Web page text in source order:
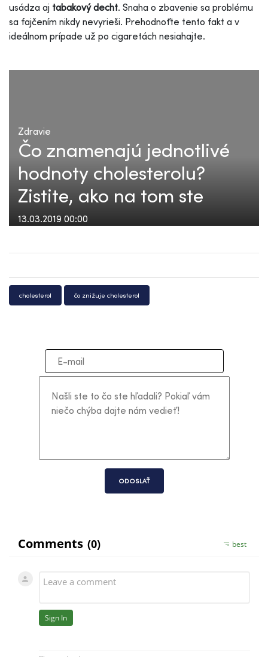
usádza aj tabakový decht. Snaha o zbavenie sa problému
sa fajčením nikdy nevyrieši. Prehodnoťte tento fakt a v
ideálnom prípade už po cigaretách nesiahajte.
Zdravie
Čo znamenajú jednotlivé
hodnoty cholesterolu?
Zistite, ako na tom ste
13.03.2019 00:00
cholesterol čo znižuje cholesterol
ODOSLAŤ